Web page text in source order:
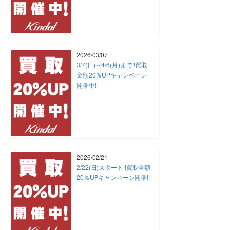
2026/03/07
3/7(日)～4/6(月)まで!!買取
金額20％UPキャンペーン
開催中!!
2026/02/21
2/22(日)スタート!!買取金額
20％UPキャンペーン開催!!